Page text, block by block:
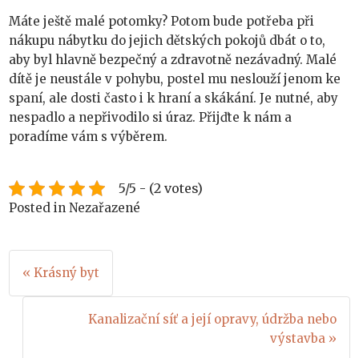
Máte ještě malé potomky? Potom bude potřeba při
nákupu nábytku do jejich dětských pokojů dbát o to,
aby byl hlavně bezpečný a zdravotně nezávadný. Malé
dítě je neustále v pohybu, postel mu neslouží jenom ke
spaní, ale dosti často i k hraní a skákání. Je nutné, aby
nespadlo a nepřivodilo si úraz. Přijďte k nám a
poradíme vám s výběrem.
5/5 - (2 votes)
Posted in Nezařazené
Navigace
pro
« Krásný byt
Kanalizační síť a její opravy, údržba nebo
výstavba »